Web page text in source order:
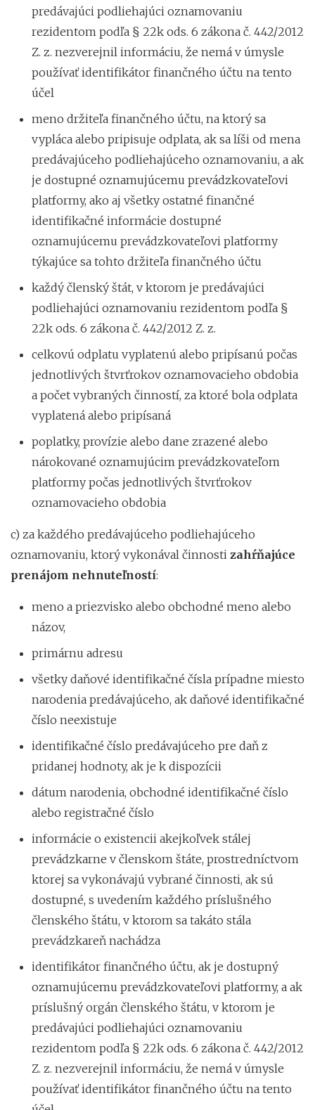
predávajúci podliehajúci oznamovaniu
rezidentom podľa § 22k ods. 6 zákona č. 442/2012
Z. z. nezverejnil informáciu, že nemá v úmysle
používať identifikátor finančného účtu na tento
účel
meno držiteľa finančného účtu, na ktorý sa
vypláca alebo pripisuje odplata, ak sa líši od mena
predávajúceho podliehajúceho oznamovaniu, a ak
je dostupné oznamujúcemu prevádzkovateľovi
platformy, ako aj všetky ostatné finančné
identifikačné informácie dostupné
oznamujúcemu prevádzkovateľovi platformy
týkajúce sa tohto držiteľa finančného účtu
každý členský štát, v ktorom je predávajúci
podliehajúci oznamovaniu rezidentom podľa §
22k ods. 6 zákona č. 442/2012 Z. z.
celkovú odplatu vyplatenú alebo pripísanú počas
jednotlivých štvrťrokov oznamovacieho obdobia
a počet vybraných činností, za ktoré bola odplata
vyplatená alebo pripísaná
poplatky, provízie alebo dane zrazené alebo
nárokované oznamujúcim prevádzkovateľom
platformy počas jednotlivých štvrťrokov
oznamovacieho obdobia
c) za každého predávajúceho podliehajúceho
oznamovaniu, ktorý vykonával činnosti zahŕňajúce
prenájom nehnuteľností:
meno a priezvisko alebo obchodné meno alebo
názov,
primárnu adresu
všetky daňové identifikačné čísla prípadne miesto
narodenia predávajúceho, ak daňové identifikačné
číslo neexistuje
identifikačné číslo predávajúceho pre daň z
pridanej hodnoty, ak je k dispozícii
dátum narodenia, obchodné identifikačné číslo
alebo registračné číslo
informácie o existencii akejkoľvek stálej
prevádzkarne v členskom štáte, prostredníctvom
ktorej sa vykonávajú vybrané činnosti, ak sú
dostupné, s uvedením každého príslušného
členského štátu, v ktorom sa takáto stála
prevádzkareň nachádza
identifikátor finančného účtu, ak je dostupný
oznamujúcemu prevádzkovateľovi platformy, a ak
príslušný orgán členského štátu, v ktorom je
predávajúci podliehajúci oznamovaniu
rezidentom podľa § 22k ods. 6 zákona č. 442/2012
Z. z. nezverejnil informáciu, že nemá v úmysle
používať identifikátor finančného účtu na tento